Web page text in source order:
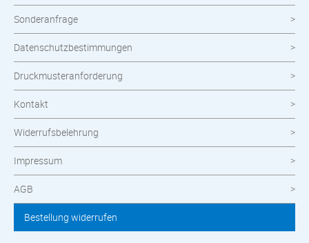
Sonderanfrage
Datenschutzbestimmungen
Druckmusteranforderung
Kontakt
Widerrufsbelehrung
Impressum
AGB
Bestellung widerrufen